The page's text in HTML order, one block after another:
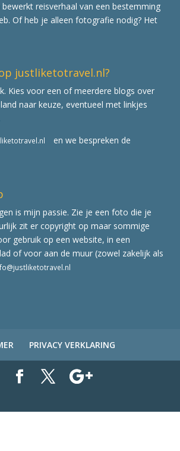
reisverhaal van een bestemming
Of heb je alleen fotografie nodig? Het
justliketotravel.nl?
Kies voor een of meerdere blogs over
naar keuze, eventueel met linkjes
en we bespreken de
is mijn passie. Zie je een foto die je
zit er copyright op maar sommige
gebruik op een website, in een
of voor aan de muur (zowel zakelijk als
PRIVACY VERKLARING